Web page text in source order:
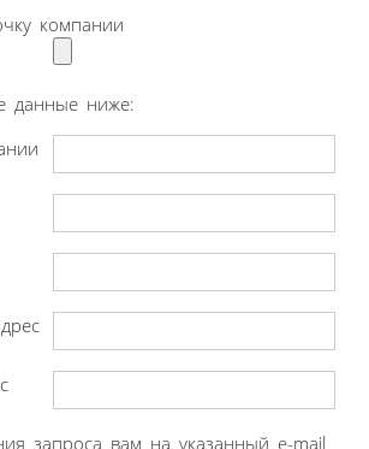
компании
данные ниже:
запроса вам на указанный e-mail